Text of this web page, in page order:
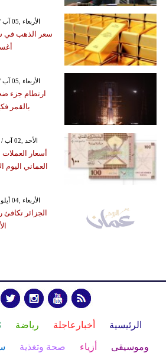
GMT 06:35 2026 الأربعاء ,05 آب / أغسطس
GMT 11:42 2026 الأربعاء ,05 آب / أغسطس
ارتطام جزء
بالقمر
GMT 10:34 2026 الأحد ,02 آب / أغسطس
أسعار العملات
العماني اليوم الأحد 02
GMT 21:24 2019 الأربعاء ,04 أيلول / سبتمبر
الجزائر تكافئ
الرئيسية أخبارعاجلة رياضة
وموسيقى أزياء صحة وتغذية